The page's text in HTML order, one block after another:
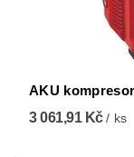
AKU
3 061,91 Kč/ ks